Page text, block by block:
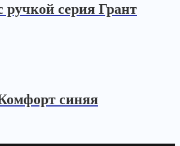
серия Грант
синяя